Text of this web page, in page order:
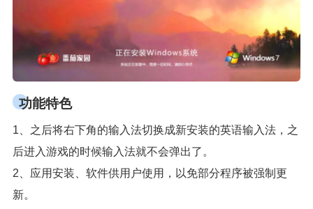
功能特色
1、之后将右下角的输入法切换成新安装的英语输入法，之
后进入游戏的时候输入法就不会弹出了。
2、应用安装、软件供用户使用，以免部分程序被强制更
新。